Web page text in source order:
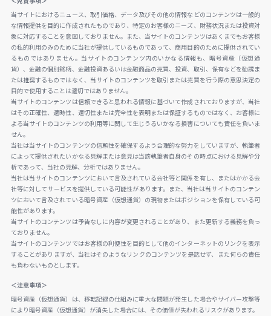
当サイトにおけるニュース、取引価格、データ及びその他の情報などのコンテンツは一般的
な情報提供を目的に作成されたものであり、特定のお客様のニーズ、財務状況または投資対
象に対応することを意図しておりません。また、当サイトのコンテンツはあくまでもお客様
の私的利用のみのために当社が提供しているものであって、商用目的のために提供されてい
るものではありません。当サイトのコンテンツ内のいかなる情報も、暗号資産（仮想通
貨）、金融の個別銘柄、金融投資あるいは金融商品の売買、投資、取引、保有などを勧誘ま
たは推奨するものではなく、当サイトのコンテンツを取引または売買を行う際の意思決定の
目的で使用することは適切ではありません。
当サイトのコンテンツは信頼できると思われる情報に基づいて作成されておりますが、当社
はその正確性、適時性、適切性または完全性を表明または保証するものではなく、お客様に
よる当サイトのコンテンツの利用等に関して生じうるいかなる損害についても責任を負いま
せん。
当社は当サイトのコンテンツの信頼性を確保するよう合理的な努力をしていますが、執筆者
によって提供されたいかなる見解または意見は当該執筆者自身のその時点における見解や分
析であって、当社の見解、分析ではありません。
当社は当サイトのコンテンツにおいて言及されている会社等と関係を有し、またはかかる会
社等に対してサービスを提供している可能性があります。また、当社は当サイトのコンテン
ツにおいて言及されている暗号資産（仮想通貨）の現物またはポジションを保有している可
能性があります。
当サイトのコンテンツは予告なしに内容が変更されることがあり、また更新する義務を負っ
ておりません。
当サイトのコンテンツではお客様の利便性を目的として他のインターネットのリンクを表示
することがありますが、当社はそのようなリンクのコンテンツを是認せず、また何らの責任
も負わないものとします。
＜注意事項＞
暗号資産（仮想通貨）は、移転記録の仕組みに重大な問題が発生した場合やサイバー攻撃等
により暗号資産（仮想通貨）が消失した場合には、その価値が失われるリスクがあります。